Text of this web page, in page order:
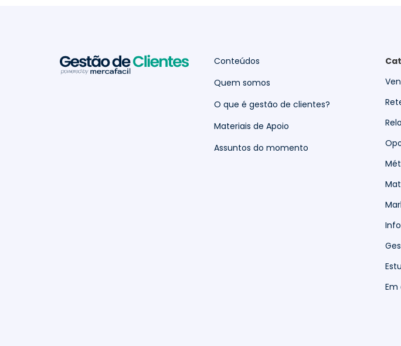
Conteúdos
Quem somos
O que é gestão de clientes?
Materiais de Apoio
Assuntos do momento
Em